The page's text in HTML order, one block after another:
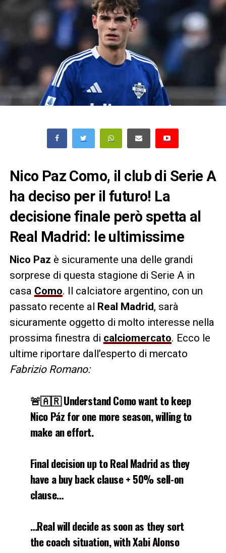
Nico Paz Como, il club di Serie A
ha deciso per il futuro! La
decisione finale però spetta al
Real Madrid: le ultimissime
Nico Paz è sicuramente una delle grandi
sorprese di questa stagione di Serie A in
casa Como. Il calciatore argentino, con un
passato recente al Real Madrid, sarà
sicuramente oggetto di molto interesse nella
prossima finestra di calciomercato. Ecco le
ultime riportare dall’esperto di mercato
Fabrizio Romano:
🚨🇦🇷 Understand Como want to keep
Nico Páz for one more season, willing to
make an effort.
Final decision up to Real Madrid as they
have a buy back clause + 50% sell-on
clause…
…Real will decide as soon as they sort
the coach situation, with Xabi Alonso